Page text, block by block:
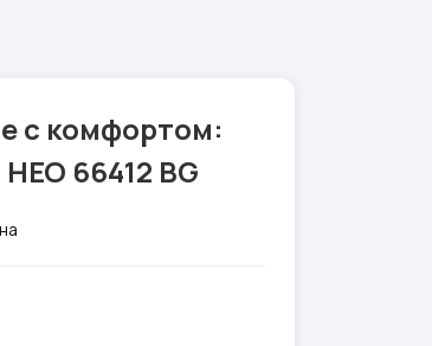
с комфортом:
66412 BG